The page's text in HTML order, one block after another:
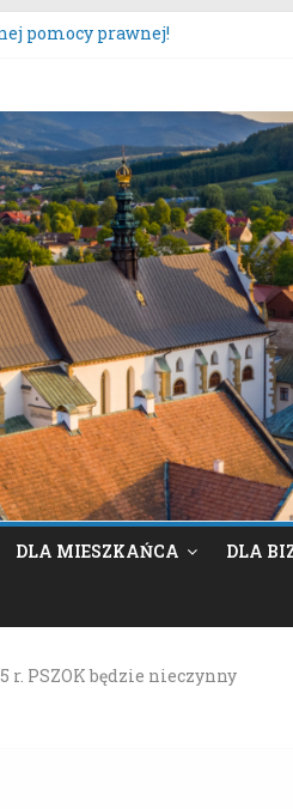
pomocy prawnej!
Matki Boskiej Zielnej”.
społecznych dotyczących:
1A”.
DLA MIESZKAŃCA DLA
r. PSZOK będzie nieczynny